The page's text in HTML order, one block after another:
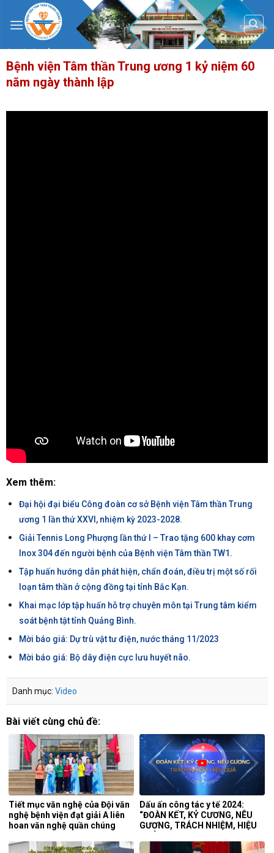
content
Bệnh viện Tâm thần Trung ương 1 kỷ niệm 60
năm ngày thành lập
Xem thêm:
Đại hội đại biểu Công đoàn cơ sở Bệnh viện Tâm thần Trung
ương 1 lần thứ XXVI, nhiệm kỳ 2023-2028.
Giải Tennis Long Phượng lần thứ I – Trao tặng 600 khay cơm
Inox 304 đến người bệnh của Bệnh viện Tâm thần TW1.
Tập huấn hướng dẫn phát hiện, chẩn đoán, điều trị một số rối
loạn tâm thần ở cộng đồng tại tỉnh Bắc Kạn.
Khai mạc lớp tập huấn hỗ trợ chuyên môn tại Trung tâm kiểm
soát bệnh tật tỉnh Quảng Bình.
Mời báo giá: Dự trù vật tư điện, nước tháng 11/2023
Mời báo giá: Bộ dây điện cực lưu huyết não.
Danh mục: Video
Bài viết cùng chủ đề:
Tiết mục văn nghệ của Đội văn
nghệ bệnh viện đạt giải A liên
hoan văn nghệ quần chúng
Dấu ấn công tác y tế 2024:
“ĐOÀN KẾT, KỶ CƯƠNG, NÊU
GƯƠNG, TRÁCH NHIỆM, HIỆU